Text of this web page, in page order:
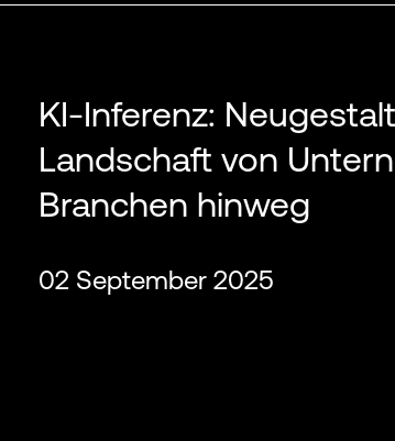
KI-Inferenz:
Landschaft von
Branchen hinweg
02 September 2025